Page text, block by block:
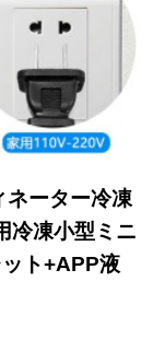
ーター冷凍
冷凍小型ミニ
ト+APP液